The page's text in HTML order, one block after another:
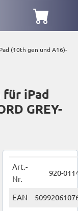
(10th gen und A16)-
für iPad
GREY-
Art.-
Nr.
920-
EAN